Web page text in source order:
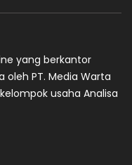
yang berkantor
oleh PT. Media Warta
usaha Analisa